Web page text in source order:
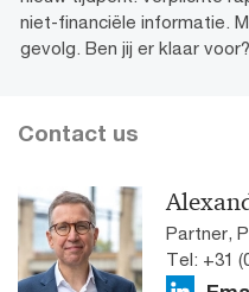
niet-financiële informatie.
gevolg. Ben jij er klaar voor?
Contact us
Partner,
Tel: +31